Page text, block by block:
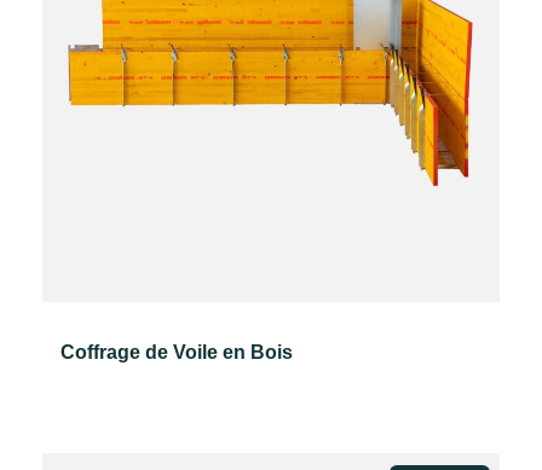
Coffrage de Voile en Bois